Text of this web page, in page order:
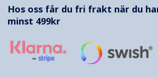
Hos oss får du fri frakt när du
minst 499kr